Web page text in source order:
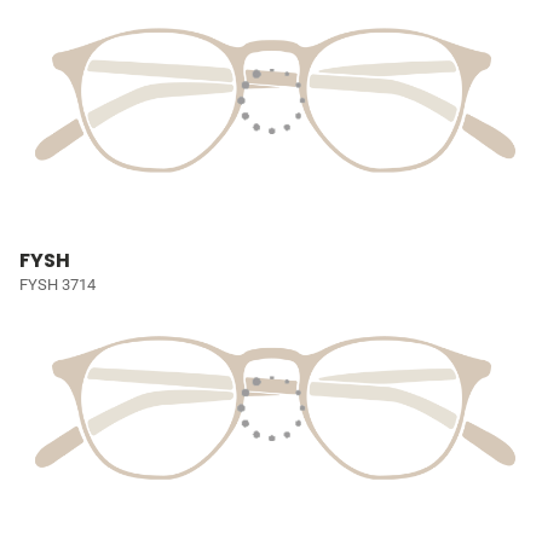
FYSH
FYSH 3714